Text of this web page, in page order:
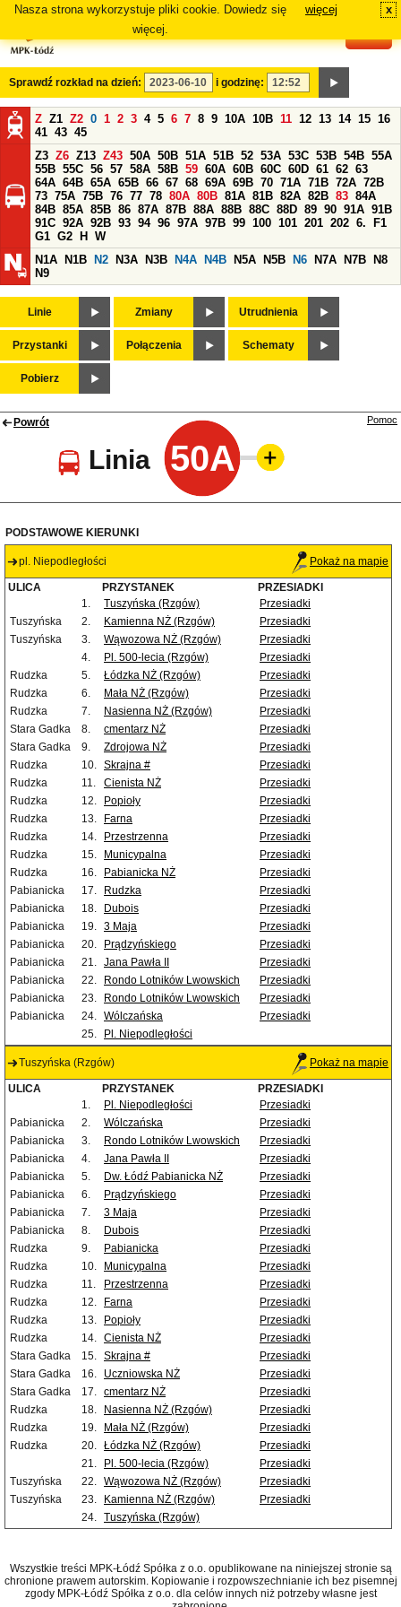
Nasza strona wykorzystuje pliki cookie. Dowiedz się
więcej.
więcej x
Sprawdź rozkład na dzień: i godzinę:
Z Z1 Z2 0 1 2 3 4 5 6 7 8 9 10A 10B 11 12 13 14 15 16
41 43 45
Z3 Z6 Z13 Z43 50A 50B 51A 51B 52 53A 53C 53B 54B 55A
55B 55C 56 57 58A 58B 59 60A 60B 60C 60D 61 62 63
64A 64B 65A 65B 66 67 68 69A 69B 70 71A 71B 72A 72B
73 75A 75B 76 77 78 80A 80B 81A 81B 82A 82B 83 84A
84B 85A 85B 86 87A 87B 88A 88B 88C 88D 89 90 91A 91B
91C 92A 92B 93 94 96 97A 97B 99 100 101 201 202 6.
F1
G1 G2 H
W
N1A
N1B N2 N3A N3B N4A N4B N5A N5B N6 N7A N7B
N8
N9
Linie Zmiany Utrudnienia
Przystanki Połączenia Schematy
Pobierz
Powrót
Linia 50A
Pomoc
PODSTAWOWE KIERUNKI
pl. Niepodległości Pokaż na mapie
ULICA PRZYSTANEK
PRZESIADKI
1.
Tuszyńska (Rzgów)
Przesiadki
Tuszyńska
2. Kamienna NŻ (Rzgów)
Przesiadki
Tuszyńska
3. Wąwozowa NŻ (Rzgów)
Przesiadki
4.
Pl. 500-lecia (Rzgów)
Przesiadki
Rudzka
5. Łódzka NŻ (Rzgów)
Przesiadki
Rudzka
6. Mała NŻ (Rzgów)
Przesiadki
Rudzka
7. Nasienna NŻ (Rzgów)
Przesiadki
Stara Gadka
8. cmentarz NŻ
Przesiadki
Stara Gadka
9. Zdrojowa NŻ
Przesiadki
Rudzka
10. Skrajna #
Przesiadki
Rudzka
11. Cienista NŻ
Przesiadki
Rudzka
12. Popioły
Przesiadki
Rudzka
13. Farna
Przesiadki
Rudzka
14. Przestrzenna
Przesiadki
Rudzka
15. Municypalna
Przesiadki
Rudzka
16. Pabianicka NŻ
Przesiadki
Pabianicka
17. Rudzka
Przesiadki
Pabianicka
18. Dubois
Przesiadki
Pabianicka
19. 3 Maja
Przesiadki
Pabianicka
20. Prądzyńskiego
Przesiadki
Pabianicka
21. Jana Pawła II
Przesiadki
Pabianicka
22. Rondo Lotników Lwowskich
Przesiadki
Pabianicka
23. Rondo Lotników Lwowskich
Przesiadki
Pabianicka
24. Wólczańska
Przesiadki
25.
Pl. Niepodległości
Tuszyńska (Rzgów) Pokaż na mapie
ULICA PRZYSTANEK
PRZESIADKI
1.
Pl. Niepodległości
Przesiadki
Pabianicka
2. Wólczańska
Przesiadki
Pabianicka
3. Rondo Lotników Lwowskich
Przesiadki
Pabianicka
4. Jana Pawła II
Przesiadki
Pabianicka
5. Dw. Łódź Pabianicka NŻ
Przesiadki
Pabianicka
6. Prądzyńskiego
Przesiadki
Pabianicka
7. 3 Maja
Przesiadki
Pabianicka
8. Dubois
Przesiadki
Rudzka
9. Pabianicka
Przesiadki
Rudzka
10. Municypalna
Przesiadki
Rudzka
11. Przestrzenna
Przesiadki
Rudzka
12. Farna
Przesiadki
Rudzka
13. Popioły
Przesiadki
Rudzka
14. Cienista NŻ
Przesiadki
Stara Gadka
15. Skrajna #
Przesiadki
Stara Gadka
16. Uczniowska NŻ
Przesiadki
Stara Gadka
17. cmentarz NŻ
Przesiadki
Rudzka
18. Nasienna NŻ (Rzgów)
Przesiadki
Rudzka
19. Mała NŻ (Rzgów)
Przesiadki
Rudzka
20. Łódzka NŻ (Rzgów)
Przesiadki
21.
Pl. 500-lecia (Rzgów)
Przesiadki
Tuszyńska
22. Wąwozowa NŻ (Rzgów)
Przesiadki
Tuszyńska
23. Kamienna NŻ (Rzgów)
Przesiadki
24. Tuszyńska (Rzgów)
Wszystkie treści MPK-Łódź Spółka z o.o. opublikowane na niniejszej stronie są
chronione prawem autorskim. Kopiowanie i rozpowszechnianie ich bez pisemnej
zgody MPK-Łódź Spółka z o.o. dla celów innych niż potrzeby własne jest